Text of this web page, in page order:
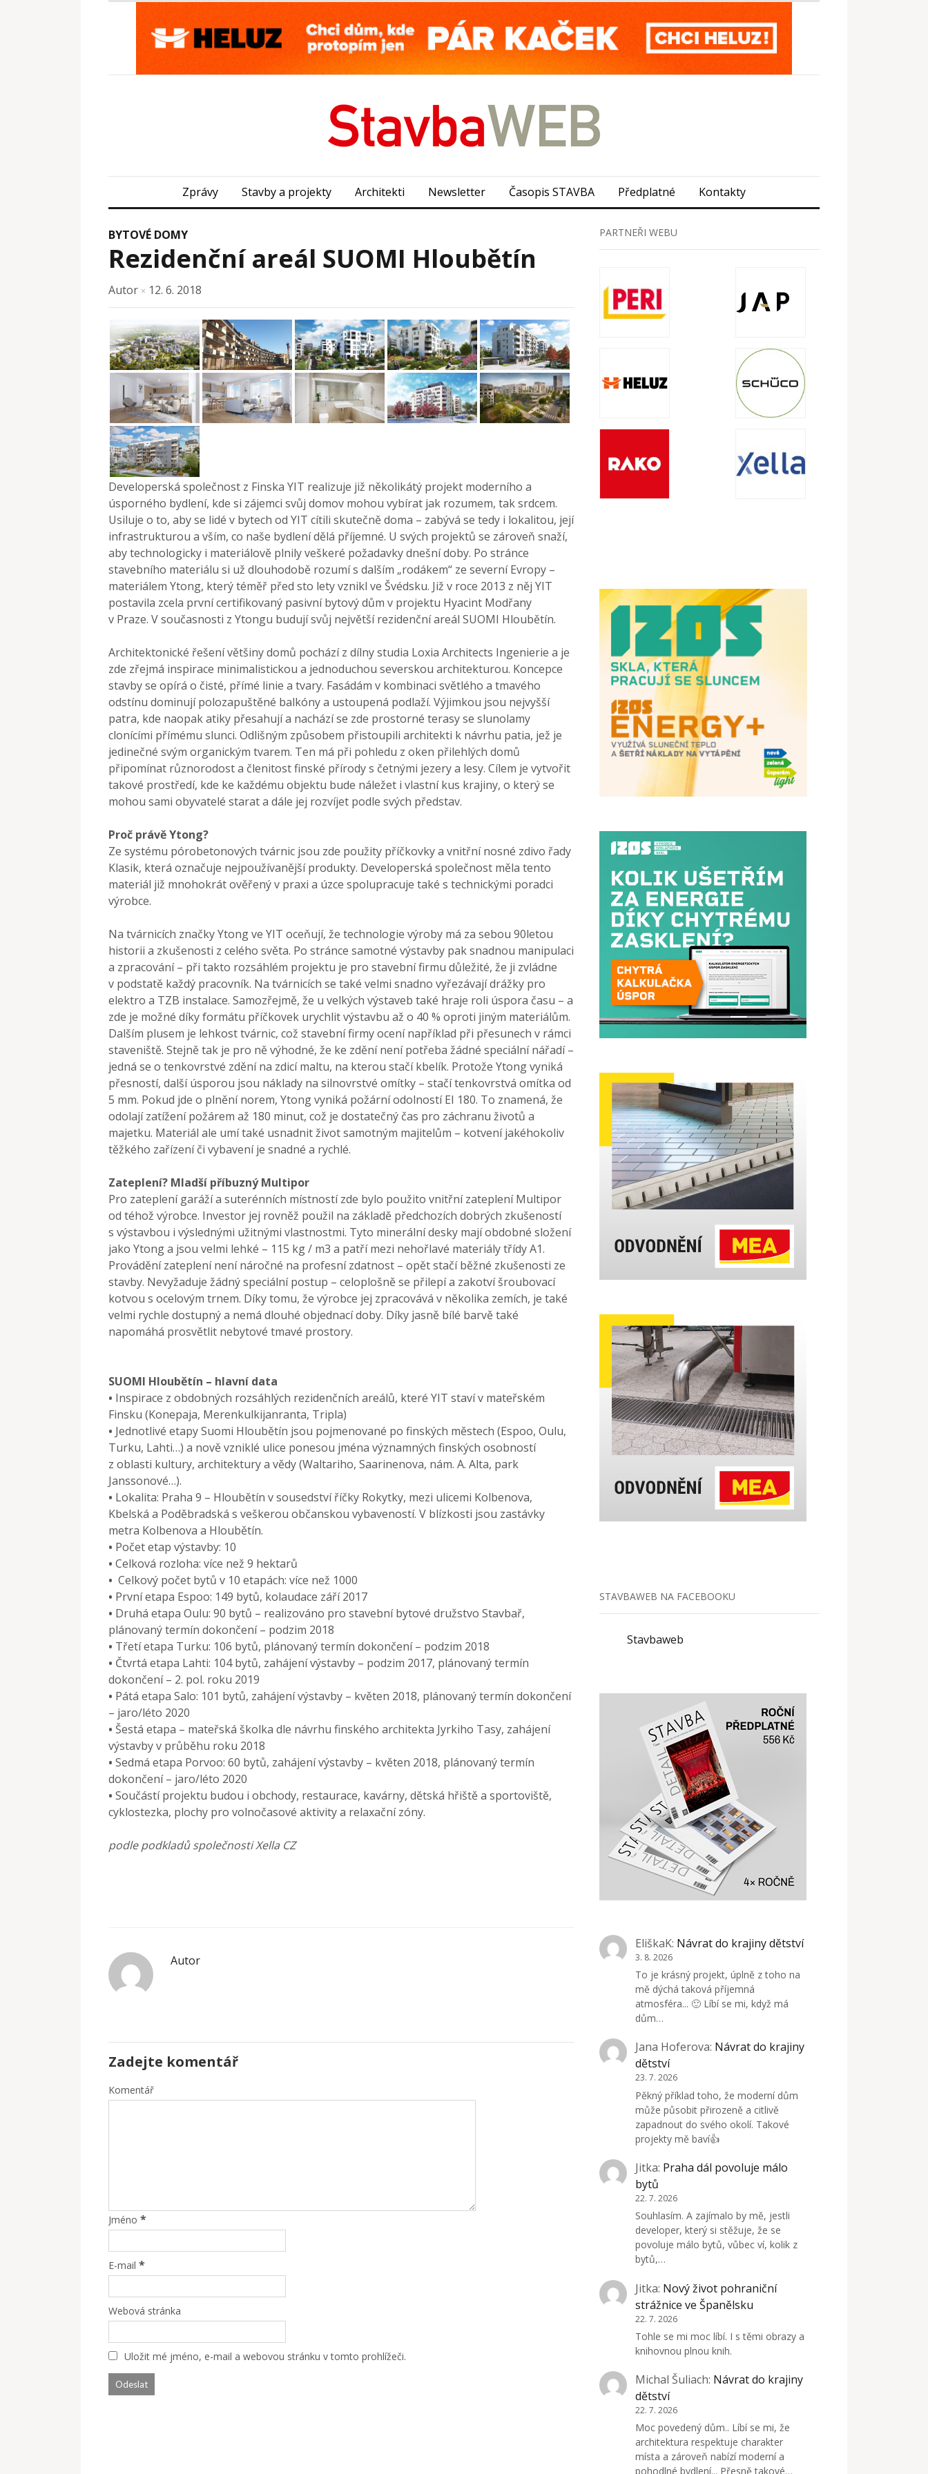
Zprávy Stavby a projekty Architekti Newsletter Časopis STAVBA Předplatné Kontakty
BYTOVÉ DOMY
Rezidenční areál SUOMI Hloubětín
Autor × 12. 6. 2018
Developerská společnost z Finska YIT realizuje již několikátý projekt moderního a
úsporného bydlení, kde si zájemci svůj domov mohou vybírat jak rozumem, tak srdcem.
Usiluje o to, aby se lidé v bytech od YIT cítili skutečně doma – zabývá se tedy i lokalitou, její
infrastrukturou a vším, co naše bydlení dělá příjemné. U svých projektů se zároveň snaží,
aby technologicky i materiálově plnily veškeré požadavky dnešní doby. Po stránce
stavebního materiálu si už dlouhodobě rozumí s dalším „rodákem“ ze severní Evropy –
materiálem Ytong, který téměř před sto lety vznikl ve Švédsku. Již v roce 2013 z něj YIT
postavila zcela první certifikovaný pasivní bytový dům v projektu Hyacint Modřany
v Praze. V současnosti z Ytongu budují svůj největší rezidenční areál SUOMI Hloubětín.
Architektonické řešení většiny domů pochází z dílny studia Loxia Architects Ingenierie a je
zde zřejmá inspirace minimalistickou a jednoduchou severskou architekturou. Koncepce
stavby se opírá o čisté, přímé linie a tvary. Fasádám v kombinaci světlého a tmavého
odstínu dominují polozapuštěné balkóny a ustoupená podlaží. Výjimkou jsou nejvyšší
patra, kde naopak atiky přesahují a nachází se zde prostorné terasy se slunolamy
clonícími přímému slunci. Odlišným způsobem přistoupili architekti k návrhu patia, jež je
jedinečné svým organickým tvarem. Ten má při pohledu z oken přilehlých domů
připomínat různorodost a členitost finské přírody s četnými jezery a lesy. Cílem je vytvořit
takové prostředí, kde ke každému objektu bude náležet i vlastní kus krajiny, o který se
mohou sami obyvatelé starat a dále jej rozvíjet podle svých představ.
Proč právě Ytong?
Ze systému pórobetonových tvárnic jsou zde použity příčkovky a vnitřní nosné zdivo řady
Klasik, která označuje nejpoužívanější produkty. Developerská společnost měla tento
materiál již mnohokrát ověřený v praxi a úzce spolupracuje také s technickými poradci
výrobce.
Na tvárnicích značky Ytong ve YIT oceňují, že technologie výroby má za sebou 90letou
historii a zkušenosti z celého světa. Po stránce samotné výstavby pak snadnou manipulaci
a zpracování – při takto rozsáhlém projektu je pro stavební firmu důležité, že ji zvládne
v podstatě každý pracovník. Na tvárnicích se také velmi snadno vyřezávají drážky pro
elektro a TZB instalace. Samozřejmě, že u velkých výstaveb také hraje roli úspora času – a
zde je možné díky formátu příčkovek urychlit výstavbu až o 40 % oproti jiným materiálům.
Dalším plusem je lehkost tvárnic, což stavební firmy ocení například při přesunech v rámci
staveniště. Stejně tak je pro ně výhodné, že ke zdění není potřeba žádné speciální nářadí –
jedná se o tenkovrstvé zdění na zdicí maltu, na kterou stačí kbelík. Protože Ytong vyniká
přesností, další úsporou jsou náklady na silnovrstvé omítky – stačí tenkovrstvá omítka od
5 mm. Pokud jde o plnění norem, Ytong vyniká požární odolností EI 180. To znamená, že
odolají zatížení požárem až 180 minut, což je dostatečný čas pro záchranu životů a
majetku. Materiál ale umí také usnadnit život samotným majitelům – kotvení jakéhokoliv
těžkého zařízení či vybavení je snadné a rychlé.
Zateplení? Mladší příbuzný Multipor
Pro zateplení garáží a suterénních místností zde bylo použito vnitřní zateplení Multipor
od téhož výrobce. Investor jej rovněž použil na základě předchozích dobrých zkušeností
s výstavbou i výslednými užitnými vlastnostmi. Tyto minerální desky mají obdobné složení
jako Ytong a jsou velmi lehké – 115 kg / m3 a patří mezi nehořlavé materiály třídy A1.
Provádění zateplení není náročné na profesní zdatnost – opět stačí běžné zkušenosti ze
stavby. Nevyžaduje žádný speciální postup – celoplošně se přilepí a zakotví šroubovací
kotvou s ocelovým trnem. Díky tomu, že výrobce jej zpracovává v několika zemích, je také
velmi rychle dostupný a nemá dlouhé objednací doby. Díky jasně bílé barvě také
napomáhá prosvětlit nebytové tmavé prostory.
SUOMI Hloubětín – hlavní data
• Inspirace z obdobných rozsáhlých rezidenčních areálů, které YIT staví v mateřském
Finsku (Konepaja, Merenkulkijanranta, Tripla)
• Jednotlivé etapy Suomi Hloubětín jsou pojmenované po finských městech (Espoo, Oulu,
Turku, Lahti…) a nově vzniklé ulice ponesou jména významných finských osobností
z oblasti kultury, architektury a vědy (Waltariho, Saarinenova, nám. A. Alta, park
Janssonové…).
• Lokalita: Praha 9 – Hloubětín v sousedství říčky Rokytky, mezi ulicemi Kolbenova,
Kbelská a Poděbradská s veškerou občanskou vybaveností. V blízkosti jsou zastávky
metra Kolbenova a Hloubětín.
• Počet etap výstavby: 10
• Celková rozloha: více než 9 hektarů
• Celkový počet bytů v 10 etapách: více než 1000
• První etapa Espoo: 149 bytů, kolaudace září 2017
• Druhá etapa Oulu: 90 bytů – realizováno pro stavební bytové družstvo Stavbař,
plánovaný termín dokončení – podzim 2018
• Třetí etapa Turku: 106 bytů, plánovaný termín dokončení – podzim 2018
• Čtvrtá etapa Lahti: 104 bytů, zahájení výstavby – podzim 2017, plánovaný termín
dokončení – 2. pol. roku 2019
• Pátá etapa Salo: 101 bytů, zahájení výstavby – květen 2018, plánovaný termín dokončení
– jaro/léto 2020
• Šestá etapa – mateřská školka dle návrhu finského architekta Jyrkiho Tasy, zahájení
výstavby v průběhu roku 2018
• Sedmá etapa Porvoo: 60 bytů, zahájení výstavby – květen 2018, plánovaný termín
dokončení – jaro/léto 2020
• Součástí projektu budou i obchody, restaurace, kavárny, dětská hřiště a sportoviště,
cyklostezka, plochy pro volnočasové aktivity a relaxační zóny.
podle podkladů společnosti Xella CZ
Autor
Zadejte komentář
Komentář
Jméno *
E-mail *
Webová stránka
Uložit mé jméno, e-mail a webovou stránku v tomto prohlížeči.
PARTNEŘI WEBU
STAVBAWEB NA FACEBOOKU
Stavbaweb
EliškaK: Návrat do krajiny dětství
3. 8. 2026
To je krásný projekt, úplně z toho na
mě dýchá taková příjemná
atmosféra... 🙂 Líbí se mi, když má
dům…
Jana Hoferova: Návrat do krajiny
dětství
23. 7. 2026
Pěkný příklad toho, že moderní dům
může působit přirozeně a citlivě
zapadnout do svého okolí. Takové
projekty mě baví👍
Jitka: Praha dál povoluje málo
bytů
22. 7. 2026
Souhlasím. A zajímalo by mě, jestli
developer, který si stěžuje, že se
povoluje málo bytů, vůbec ví, kolik z
bytů,…
Jitka: Nový život pohraniční
strážnice ve Španělsku
22. 7. 2026
Tohle se mi moc líbí. I s těmi obrazy a
knihovnou plnou knih.
Michal Šuliach: Návrat do krajiny
dětství
22. 7. 2026
Moc povedený dům.. Líbí se mi, že
architektura respektuje charakter
místa a zároveň nabízí moderní a
pohodlné bydlení... Přesně takové…